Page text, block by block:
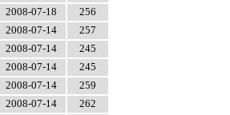
2008-07-18
256
2008-07-14
257
2008-07-14
245
2008-07-14
245
2008-07-14
259
2008-07-14
262